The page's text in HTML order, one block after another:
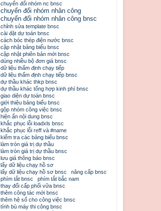
chuyển đổi nhóm nc bnsc
chuyển đổi nhóm nhân công
chuyển đổi nhóm nhân công bnsc
chỉnh sửa template bnsc
cài đặt dự toán bnsc
cách bóc thép điện nước bnsc
cập nhật bảng biểu bnsc
cập nhật phiên bản mới bnsc
dùng nhiều bộ đơn giá bnsc
dữ liệu thẩm định chạy tiếp
dữ liệu thẩm định chạy tiếp bnsc
dự thầu khác thkp bnsc
dự thầu khác tổng hợp kinh phí bnsc
giao diện dự toán bnsc
giới thiệu bảng biểu bnsc
gộp nhóm công việc bnsc
hiện ẩn nội dung bnsc
khắc phục lỗi loadxls bnsc
khắc phục lỗi reff và #name
kiểm tra các bảng biểu bnsc
làm tròn giá trị dự thầu
làm tròn giá trị dự thầu bnsc
lưu giá thông báo bnsc
lấy dữ liệu chạy hồ sơ
lấy dữ liệu chạy hồ sơ bnsc
nâng cấp bnsc
phím tắt bnsc
phím tắt bắc nam
thay đổi cấp phối vữa bnsc
thêm công tác mới bnsc
thêm hệ số cho công việc bnsc
tính bù máy thi công bnsc